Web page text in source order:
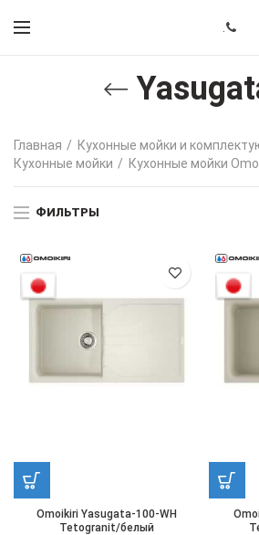
Главная
Кухонные мойки и
Кухонные мойки
Кухонные мойки
ФИЛЬТРЫ
Omoikiri Yasugata-100-WH
Tetogranit/белый